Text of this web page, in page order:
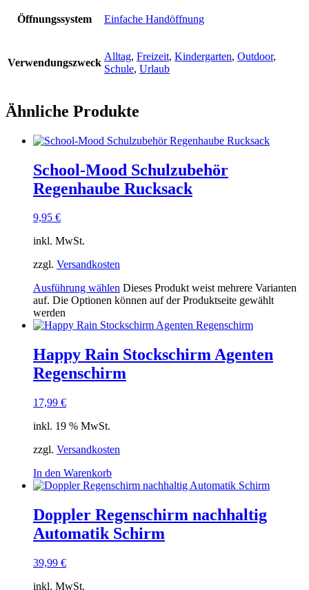
Öffnungssystem Einfache Handöffnung
Verwendungszweck
Alltag, Freizeit, Kindergarten, Outdoor,
Schule, Urlaub
Ähnliche Produkte
School-Mood Schulzubehör
Regenhaube Rucksack
9,95 €
inkl. MwSt.
zzgl. Versandkosten
Ausführung wählen Dieses Produkt weist mehrere Varianten
auf. Die Optionen können auf der Produktseite gewählt
werden
Happy Rain Stockschirm Agenten
Regenschirm
17,99 €
inkl. 19 % MwSt.
zzgl. Versandkosten
In den Warenkorb
Doppler Regenschirm nachhaltig
Automatik Schirm
39,99 €
inkl. MwSt.